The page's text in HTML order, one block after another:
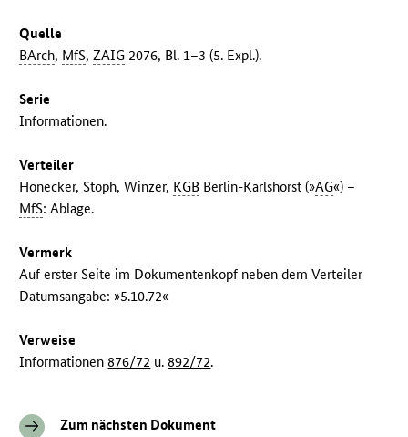
Quelle
BArch, MfS,ZAIG 2076, Bl. 1–3 (5. Expl.).
Serie
Informationen.
Verteiler
Honecker, Stoph, Winzer, KGB Berlin-Karlshorst (»AG«) –
MfS: Ablage.
Vermerk
Auf erster Seite im Dokumentenkopf neben dem Verteiler
Datumsangabe: »5.10.72«
Verweise
Informationen876/72 u.892/72.
Zum nächsten Dokument